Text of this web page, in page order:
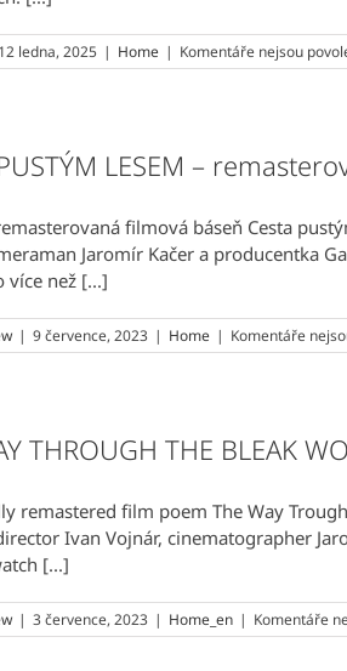
12 ledna, 2025 | Home | Komentáře nejsou
LESEM –
filmová báseň Cesta
Jaromír Kačer a producentka
více než [...]
| 9 července, 2023 | Home | Komentáře
THROUGH THE BLEAK
remastered film poem The Way
Ivan Vojnár, cinematographer
[...]
| 3 července, 2023 | Home_en | Komentáře